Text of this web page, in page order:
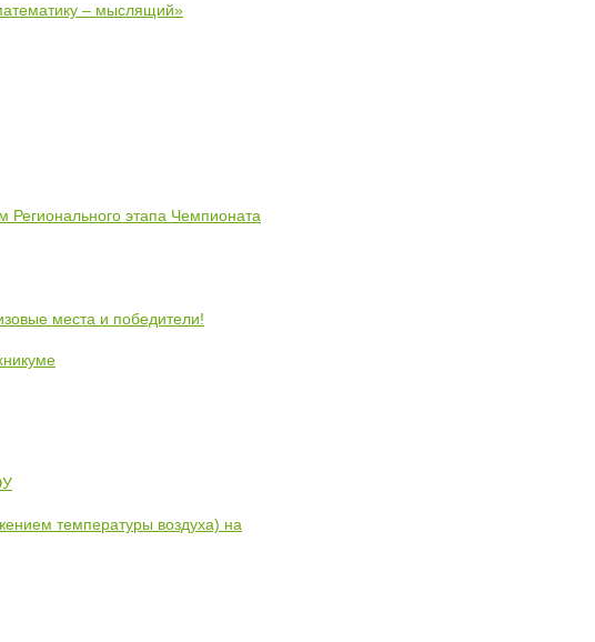
– мыслящий»
Регионального этапа Чемпионата
места и победители!
температуры воздуха) на